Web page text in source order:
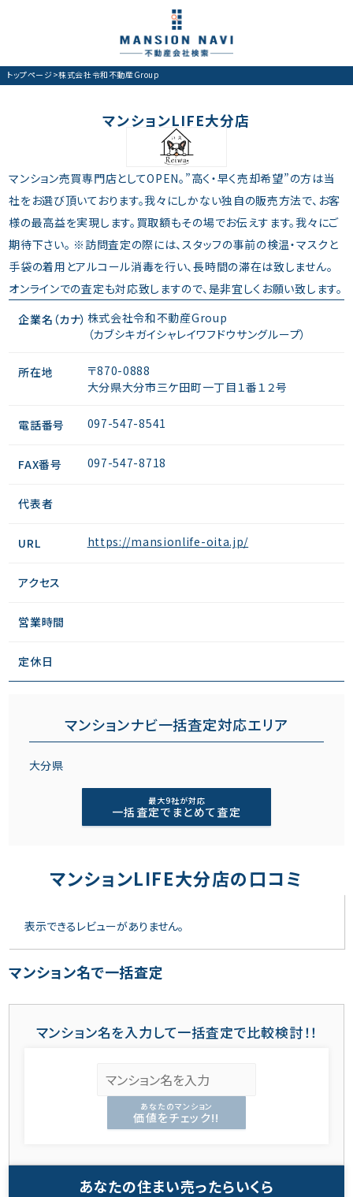
トップページ>株式会社令和不動産Group
マンションLIFE大分店
マンション売買専門店としてOPEN。”高く・早く売却希望”の方は当
社をお選び頂いております。我々にしかない独自の販売方法で、お客
様の最高益を実現します。買取額もその場でお伝えすます。我々にご
期待下さい。 ※訪問査定の際には、スタッフの事前の検温・マスクと
手袋の着用とアルコール消毒を行い、長時間の滞在は致しません。
オンラインでの査定も対応致しますので、是非宜しくお願い致します。
企業名（カナ） 株式会社令和不動産Group
（カブシキガイシャレイワフドウサングループ）
所在地
〒870-0888
大分県大分市三ケ田町一丁目１番１２号
電話番号 097-547-8541
FAX番号 097-547-8718
代表者
URL https://mansionlife-oita.jp/
アクセス
営業時間
定休日
マンションナビ一括査定対応エリア
大分県
最大9社が対応
一括査定でまとめて査定
マンションLIFE大分店の口コミ
表示できるレビューがありません。
マンション名で一括査定
マンション名を入力して一括査定で比較検討！！
あなたのマンション
価値をチェック!!
あなたの住まい売ったらいくら